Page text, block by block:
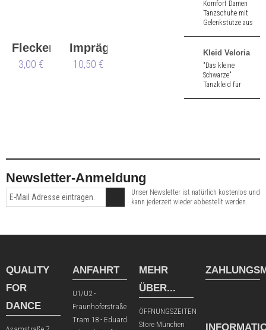
Flecken
Werner
3,00 €
Imprägnierspray
Waterstop
10,50 €
Komfort Damen
Tanzschuhe mit
Gelenkstütze aus
Absatz.
Kleid Veloria
"Das kleine
Schwarze"
Tanzkleid für
Newsletter-Anmeldung
Unser Newsletter ist natürlich kostenlos und
kann jederzeit wieder abbestellt werden.
QUALITY
FOR
DANCE
ANFAHRT
U1/U2 -
Fraunhoferstraße
Tram 18 - Eduard
MEHR
ÜBER...
ÖFFNUNGSZEITEN
Store München